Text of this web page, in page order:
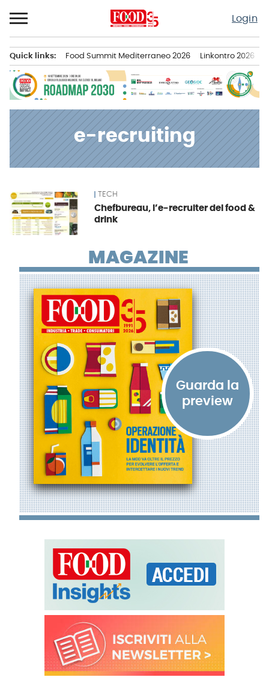
al
contenuto
Login
principale
Quick links: Food Summit Mediterraneo 2026 Linkontro 2026
e-recruiting
News TECH
Chefbureau, l’e-recruiter del food &
drink
MAGAZINE